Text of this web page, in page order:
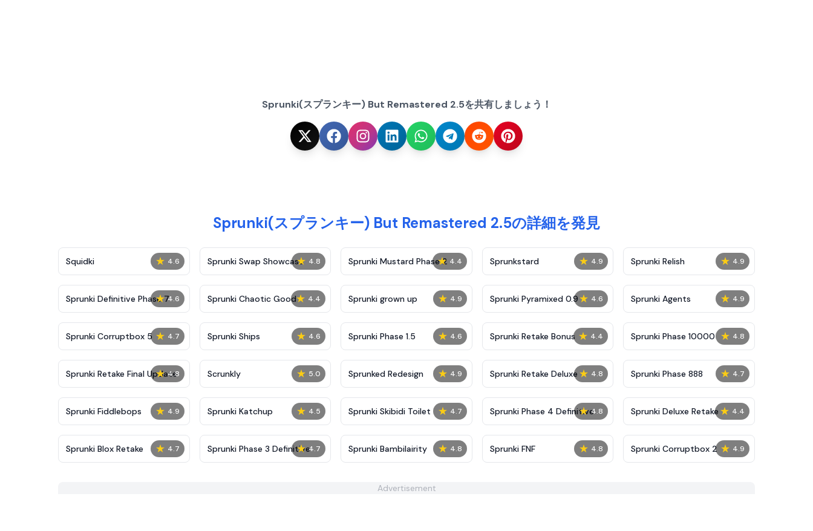
Sprunki(スプランキー) But Remastered 2.5を共有しましょう！
Sprunki(スプランキー) But Remastered 2.5の詳細を発見
★ 4.6
Squidki ★ 4.8
Sprunki Swap Showcase ★ 4.4
Sprunki Mustard Phase 2 ★ 4.9
Sprunkstard ★ 4.9
Sprunki Relish
★ 4.6
Sprunki Definitive Phase 7 ★ 4.4
Sprunki Chaotic Good ★ 4.9
Sprunki grown up ★ 4.6
Sprunki Pyramixed 0.9 ★ 4.9
Sprunki Agents
★ 4.7
Sprunki Corruptbox 5 ★ 4.6
Sprunki Ships ★ 4.6
Sprunki Phase 1.5 ★ 4.4
Sprunki Retake Bonus ★ 4.8
Sprunki Phase 10000
★ 4.8
Sprunki Retake Final Update ★ 5.0
Scrunkly ★ 4.9
Sprunked Redesign ★ 4.8
Sprunki Retake Deluxe ★ 4.7
Sprunki Phase 888
★ 4.9
Sprunki Fiddlebops ★ 4.5
Sprunki Katchup ★ 4.7
Sprunki Skibidi Toilet ★ 4.8
Sprunki Phase 4 Definitive ★ 4.4
Sprunki Deluxe Retake
★ 4.7
Sprunki Blox Retake ★ 4.7
Sprunki Phase 3 Definitive ★ 4.8
Sprunki Bambilairity ★ 4.8
Sprunki FNF ★ 4.9
Sprunki Corruptbox 2
Advertisement